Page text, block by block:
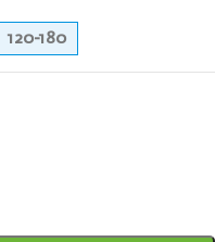
120-180